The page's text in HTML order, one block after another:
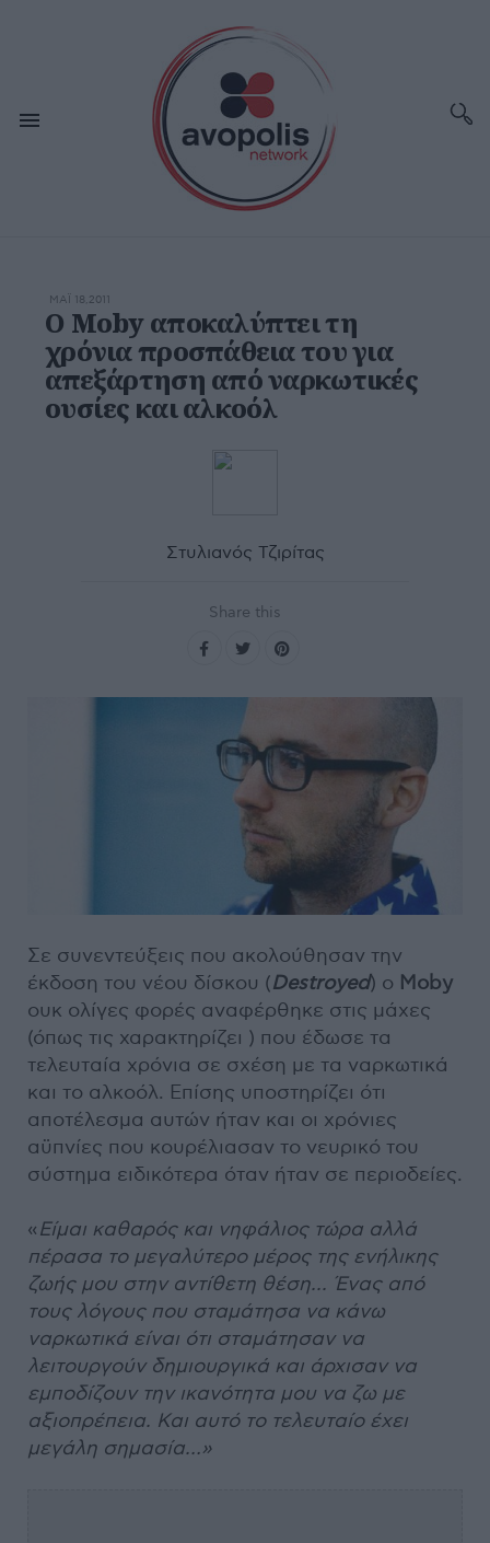
ΜΆΙ 18,2011
Ο Moby αποκαλύπτει τη
χρόνια προσπάθεια του για
απεξάρτηση από ναρκωτικές
ουσίες και αλκοόλ
Στυλιανός Τζιρίτας
Share this
Σε συνεντεύξεις που ακολούθησαν την
έκδοση του νέου δίσκου (Destroyed) ο Moby
ουκ ολίγες φορές αναφέρθηκε στις μάχες
(όπως τις χαρακτηρίζει ) που έδωσε τα
τελευταία χρόνια σε σχέση με τα ναρκωτικά
και το αλκοόλ. Επίσης υποστηρίζει ότι
αποτέλεσμα αυτών ήταν και οι χρόνιες
αϋπνίες που κουρέλιασαν το νευρικό του
σύστημα ειδικότερα όταν ήταν σε περιοδείες.
«Είμαι καθαρός και νηφάλιος τώρα αλλά
πέρασα το μεγαλύτερο μέρος της ενήλικης
ζωής μου στην αντίθετη θέση... Ένας από
τους λόγους που σταμάτησα να κάνω
ναρκωτικά είναι ότι σταμάτησαν να
λειτουργούν δημιουργικά και άρχισαν να
εμποδίζουν την ικανότητα μου να ζω με
αξιοπρέπεια. Και αυτό το τελευταίο έχει
μεγάλη σημασία…»